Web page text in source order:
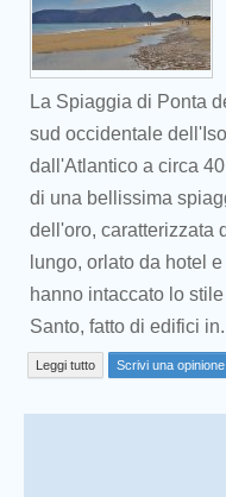
La Spiaggia di Ponta
sud occidentale
dall'Atlantico a circa
di una bellissima
dell'oro, caratterizzata
lungo, orlato da hotel
hanno intaccato lo
Santo, fatto di edifici
Leggi tutto Scrivi una opinione